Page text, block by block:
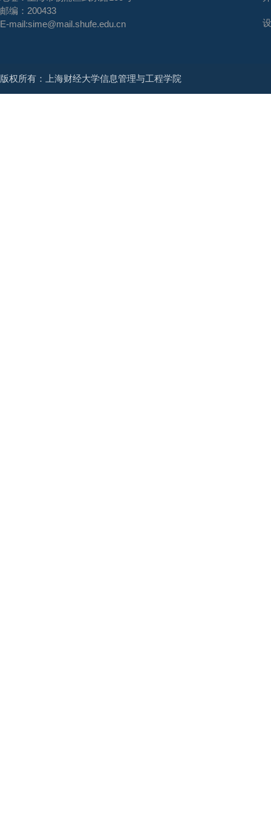
邮编：200433
E-mail:sime@mail.shufe.edu.cn
版权所有：上海财经大学信息管理与工程学院